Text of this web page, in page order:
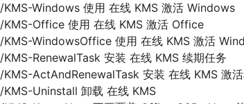
/KMS-Windows 使用 在线 KMS 激活 Windows
/KMS-Office 使用 在线 KMS 激活 Office
/KMS-WindowsOffice 使用 在线 KMS 激活
/KMS-RenewalTask 安装 在线 KMS 续期任务
/KMS-ActAndRenewalTask 安装 在线 KMS 激活
/KMS-Uninstall 卸载 在线 KMS